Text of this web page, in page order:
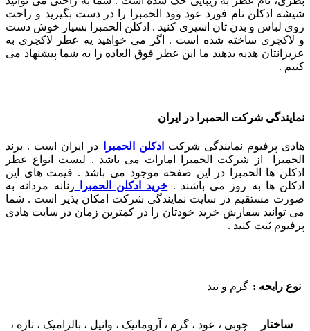
شیشه ادکلن تام فورد عود وود الحمبرا را در دست بگیرید و راحت
روی لباس و بدن تان اسپری کنید . ادکلن الحمبرا بسیار خوش دست
و لاکچری ساخته شده است . اگر می خواهید یه عطر لاکچری به
عزیزانتان هدیه بدهید ما این عطر فوق العاده را به شما پیشنهاد می
کنیم .
نمایندگی شرکت الحمبرا در ایران
هادی پرفیوم نمایندگی شرکت ادکلن الحمبرا
در ایران است . برند
الحمبرا از شرکت الحمبرا امارات می باشد . لیست انواع عطر
ادکلن ها الحمبرا در این صفحه موجود می باشد . قیمت های این
ادکلن ها به روز می باشند . خرید ادکلن الحمبرا زنانه مردانه به
صورت مستقیم در سایت نمایندگی شرکت امکان پذیر است . شما
می توانید سفارش خرید خودتان را در کمترین زمان در سایت هادی
پرفیوم ثبت کنید .
نوع رایحه : گرم و تند
ساختار چوبی ، عود ، گرم ، آروماتیک ، وانیل ، بالزامیک ، تازه ،